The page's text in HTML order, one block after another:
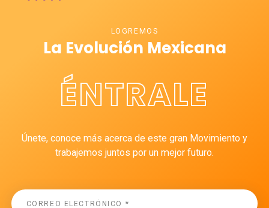
LOGREMOS
La Evolución Mexicana
ÉNTRALE
Únete, conoce más acerca de este gran Movimiento y
trabajemos juntos por un mejor futuro.